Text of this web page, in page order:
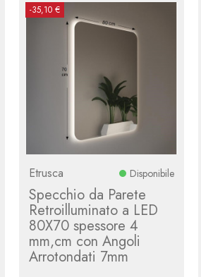
-35,10 €
Etrusca Disponibile
Specchio da Parete
Retroilluminato a LED
80X70 spessore 4
mm,cm con Angoli
Arrotondati 7mm